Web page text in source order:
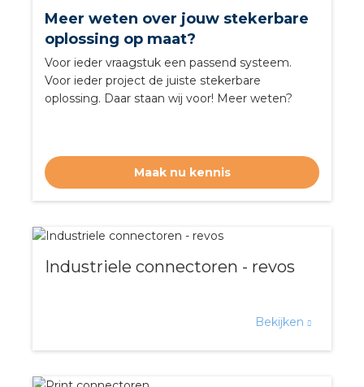
Meer weten over jouw stekerbare
oplossing op maat?
Voor ieder vraagstuk een passend systeem.
Voor ieder project de juiste stekerbare
oplossing. Daar staan wij voor! Meer weten?
Maak nu kennis
Industriele connectoren - revos
Bekijken